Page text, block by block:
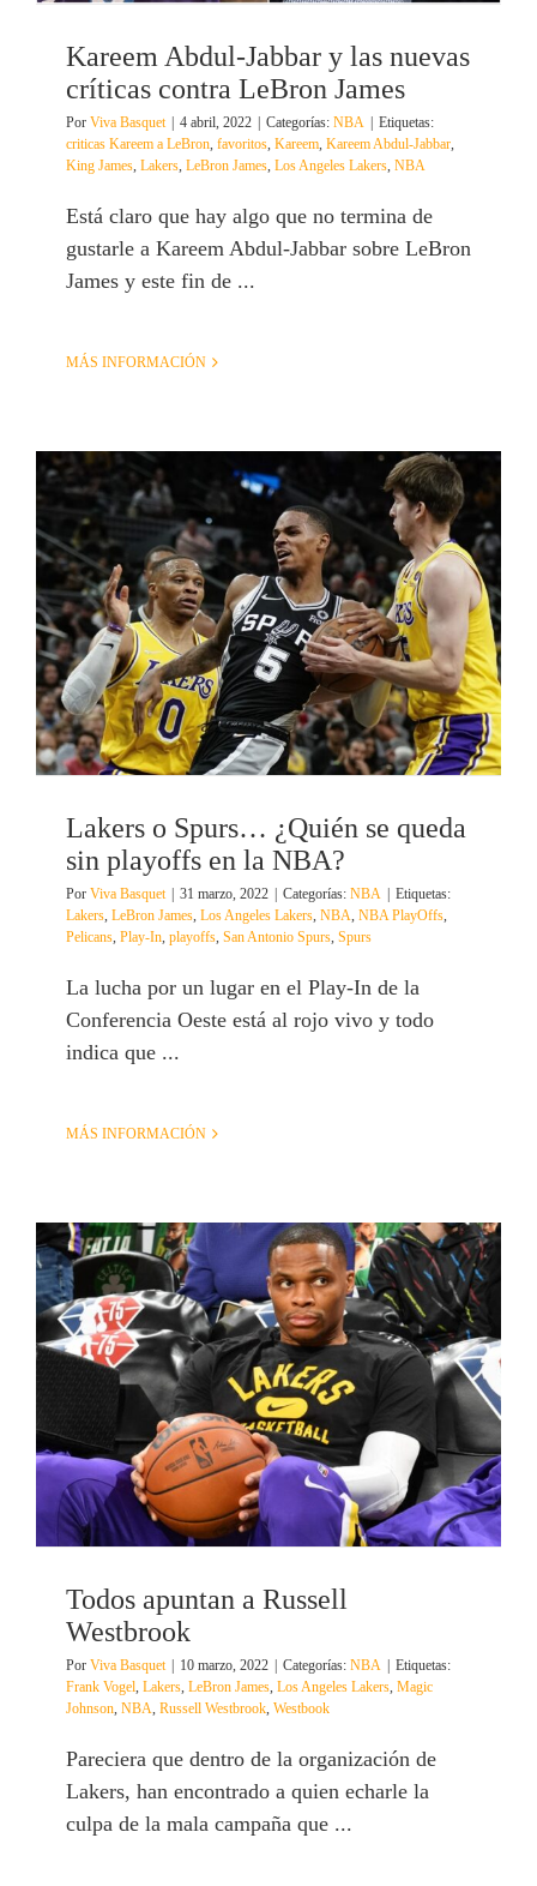
Kareem Abdul-Jabbar y las nuevas
críticas contra LeBron James
Por Viva Basquet | 4 abril, 2022 | Categorías: NBA | Etiquetas:
criticas Kareem a LeBron favoritos Kareem Kareem Abdul-Jabbar
King James Lakers LeBron James Los Angeles Lakers NBA
Está claro que hay algo que no termina de
gustarle a Kareem Abdul-Jabbar sobre LeBron
James y este fin de ...
MÁS INFORMACIÓN
Lakers o Spurs… ¿Quién se queda
sin playoffs en la NBA?
Por Viva Basquet | 31 marzo, 2022 | Categorías: NBA | Etiquetas:
Lakers LeBron James Los Angeles Lakers NBA NBA PlayOffs
Pelicans Play-In playoffs San Antonio Spurs Spurs
La lucha por un lugar en el Play-In de la
Conferencia Oeste está al rojo vivo y todo
indica que ...
MÁS INFORMACIÓN
Todos apuntan a Russell
Westbrook
Por Viva Basquet | 10 marzo, 2022 | Categorías: NBA | Etiquetas:
Frank Vogel Lakers LeBron James Los Angeles Lakers Magic
Johnson NBA Russell Westbrook Westbook
Pareciera que dentro de la organización de
Lakers, han encontrado a quien echarle la
culpa de la mala campaña que ...